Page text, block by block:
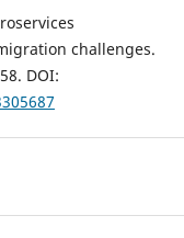
challenges.
DOI: